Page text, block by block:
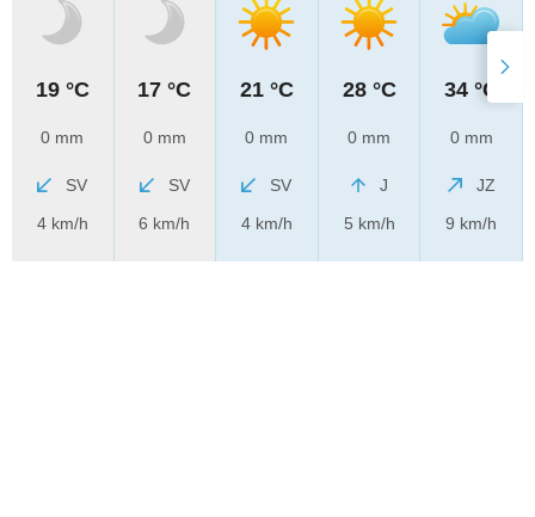
19 °C
0 mm
SV
4 km/h
17 °C
0 mm
SV
6 km/h
21 °C
0 mm
SV
4 km/h
28 °C
0 mm
J
5 km/h
34 °C
0 mm
JZ
9 km/h